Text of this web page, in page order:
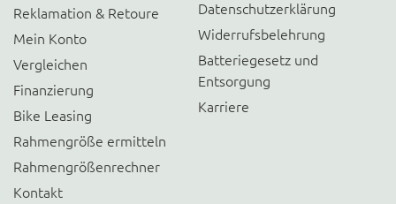
Reklamation & Retoure
Mein Konto
Vergleichen
Finanzierung
Bike Leasing
Rahmengröße ermitteln
Rahmengrößenrechner
Kontakt
Datenschutzerklärung
Widerrufsbelehrung
Batteriegesetz und
Entsorgung
Karriere